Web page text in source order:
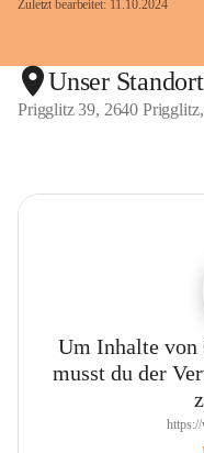
Zuletzt bearbeitet: 11.10.2024
Unser Standort
Prigglitz 39, 2640
Um Inhalte von
musst du der